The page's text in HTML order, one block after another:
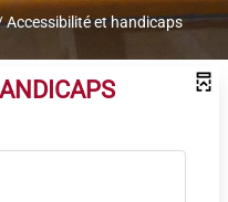
Accessibilité et handicaps